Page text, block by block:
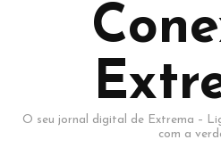
O seu jornal digital de Extrema –
com a